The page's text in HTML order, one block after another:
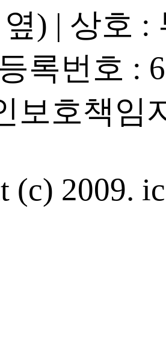
) | 상호 :
록번호 :
보호책임
(c) 2009.